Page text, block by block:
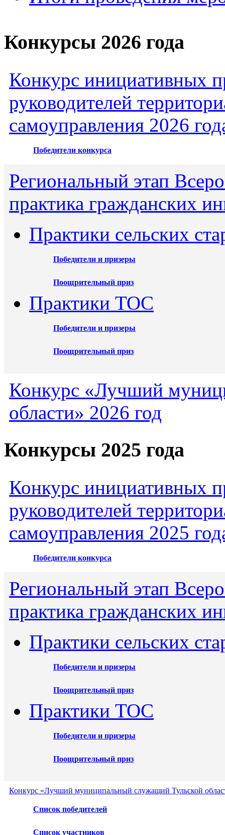
Конкурсы 2026 года
Конкурс инициативных
руководителей
самоуправления 2026
Победители конкурса
Региональный этап
практика гражданских
Практики сельских
Победители и призеры
Поощрительный приз
Практики ТОС
Победители и призеры
Поощрительный приз
Конкурс «Лучший
области» 2026 год
Конкурсы 2025 года
Конкурс инициативных
руководителей
самоуправления 2025
Победители конкурса
Региональный этап
практика гражданских
Практики сельских
Победители и призеры
Поощрительный приз
Практики ТОС
Победители и призеры
Поощрительный приз
Конкурс «Лучший муниципальный служащий Тульской
Список победителей
Список участников